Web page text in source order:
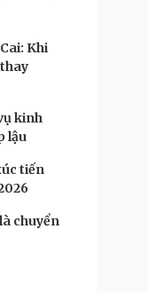
Khi
kinh
lậu
tiến
chuyển